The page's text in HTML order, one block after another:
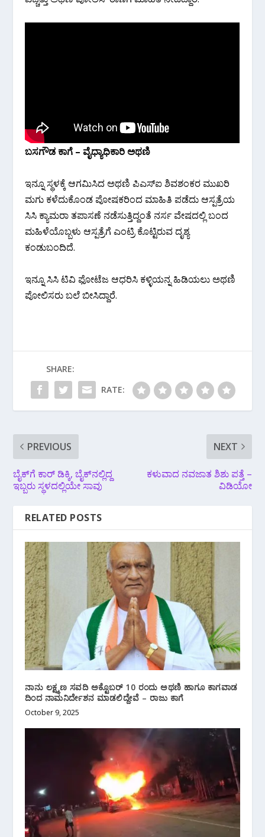
ಬಸಗೌಡ ಕಾಗೆ – ವೈಧ್ಯಾಧಿಕಾರಿ ಅಥಣಿ
ಇನ್ನೂ ಸ್ಥಳಕ್ಕೆ ಆಗಮಿಸಿದ ಅಥಣಿ ಪಿಎಸ್ಐ ಶಿವಶಂಕರ ಮುಖರಿ
ಮಗು ಕಳೆದುಕೊಂಡ ಪೋಷಕರಿಂದ ಮಾಹಿತಿ ಪಡೆದು ಆಸ್ಪತ್ರೆಯ
ಸಿಸಿ ಕ್ಯಾಮರಾ ತಪಾಸಣೆ ನಡೆಸುತ್ತಿದ್ದಂತೆ ನರ್ಸ ವೇಷದಲ್ಲಿ ಬಂದ
ಮಹಿಳೆಯೊಬ್ಬಳು ಆಸ್ಪತ್ರೆಗೆ ಎಂಟ್ರಿ ಕೊಟ್ಟಿರುವ ದೃಶ್ಯ
ಕಂಡುಬಂದಿದೆ.
ಇನ್ನೂ ಸಿಸಿ ಟಿವಿ ಫೋಟೆಜ ಆಧರಿಸಿ ಕಳ್ಳಿಯನ್ನ ಹಿಡಿಯಲು ಅಥಣಿ
ಪೋಲಿಸರು ಬಲೆ ಬೀಸಿದ್ದಾರೆ.
SHARE:
RATE:
PREVIOUS
ಬೈಕ್‌ಗೆ ಕಾರ್ ಡಿಕ್ಕಿ, ಬೈಕ್‌ನಲ್ಲಿದ್ದ
ಇಬ್ಬರು ಸ್ಥಳದಲ್ಲಿಯೇ ಸಾವು
NEXT
ಕಳುವಾದ ನವಜಾತ ಶಿಶು ಪತ್ತೆ –
ವಿಡಿಯೋ
RELATED POSTS
ನಾನು ಲಕ್ಷ್ಮಣ ಸವದಿ ಅಕ್ಟೊಬರ್ 10 ರಂದು ಅಥಣಿ ಹಾಗೂ ಕಾಗವಾಡ
ದಿಂದ ನಾಮನಿರ್ದೇಶನ ಮಾಡಲಿದ್ದೇವೆ – ರಾಜು ಕಾಗೆ
October 9, 2025